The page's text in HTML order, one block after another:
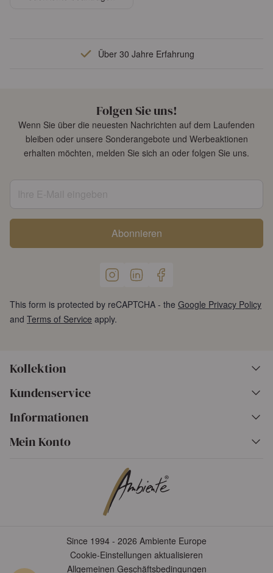
Über 30 Jahre Erfahrung
Folgen Sie uns!
Wenn Sie über die neuesten Nachrichten auf dem Laufenden
bleiben oder unsere Sonderangebote und Werbeaktionen
erhalten möchten, melden Sie sich an oder folgen Sie uns.
Abonnieren
This form is protected by reCAPTCHA - the Google Privacy Policy
and Terms of Service apply.
Kollektion
Kundenservice
Informationen
Mein Konto
Since 1994 - 2026 Ambiente Europe
Cookie-Einstellungen aktualisieren
Allgemeinen Geschäftsbedingungen